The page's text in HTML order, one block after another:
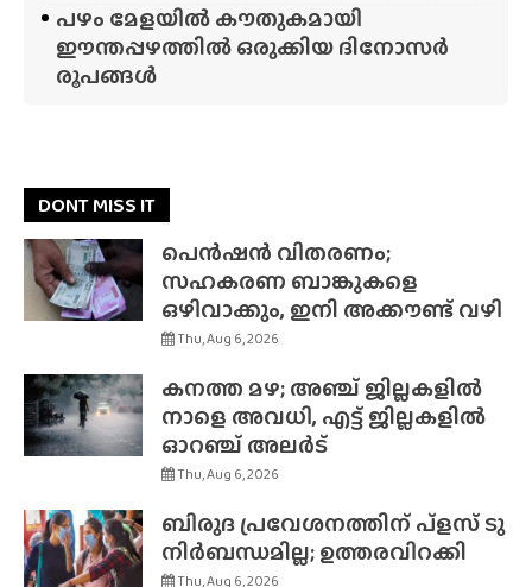
പഴം മേളയിൽ കൗതുകമായി
ഈന്തപ്പഴത്തിൽ ഒരുക്കിയ ദിനോസർ
രൂപങ്ങൾ
DONT MISS IT
പെൻഷൻ വിതരണം;
സഹകരണ ബാങ്കുകളെ
ഒഴിവാക്കും, ഇനി അക്കൗണ്ട് വഴി
Thu, Aug 6, 2026
കനത്ത മഴ; അഞ്ച് ജില്ലകളിൽ
നാളെ അവധി, എട്ട് ജില്ലകളിൽ
ഓറഞ്ച് അലർട്
Thu, Aug 6, 2026
ബിരുദ പ്രവേശനത്തിന് പ്ളസ് ടു
നിർബന്ധമില്ല; ഉത്തരവിറക്കി
Thu, Aug 6, 2026